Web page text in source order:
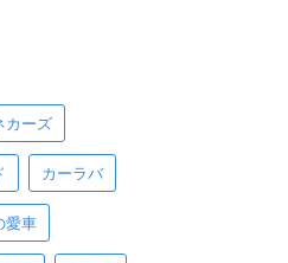
カーズ
カーラバ
愛車